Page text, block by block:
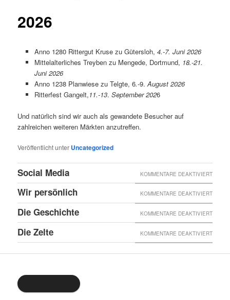
2026
Anno 1280 Rittergut Kruse zu Gütersloh, 4.-7. Juni 2026
Mittelalterliches Treyben zu Mengede, Dortmund, 18.-21.
Juni 2026
Anno 1238 Planwiese zu Telgte, 6.-9.August 2026
Ritterfest Gangelt,11.-13. September 2026
Und natürlich sind wir auch als gewandete Besucher auf
zahlreichen weiteren Märkten anzutreffen.
Veröffentlicht unter Uncategorized
Social Media KOMMENTARE DEAKTIVIERTFÜR
MEDIA
Wir persönlich KOMMENTARE DEAKTIVIERTFÜR
Die Geschichte KOMMENTARE DEAKTIVIERTFÜR
Die Zelte KOMMENTARE DEAKTIVIERTFÜR